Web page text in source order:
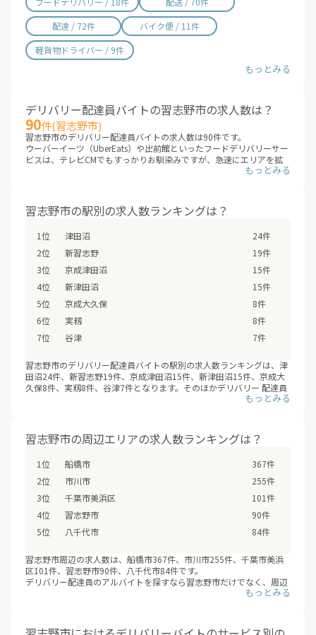
配達 / 72件
バイク便 / 11件
軽貨物ドライバー / 9件
デリバリー配達員バイトの習志野市の求人数は？
90件(習志野市)
習志野市のデリバリー配達員バイトの求人数は90件です。
ウーバーイーツ（UberEats）や出前館といったフードデリバリーサー
ビスは、テレビCMでもすっかりお馴染みですが、急速にエリアを拡
大しています。これまでサービスが提供されていないエリアも、次々
習志野市のエリアに、新しいデリバリー配達員バイトが追加されてい
ないか、ぜひチェックしてみてください。
※2026年08月最新
習志野市の駅別の求人数ランキングは？
津田沼
24件
新習志野
19件
京成津田沼
15件
新津田沼
15件
京成大久保
8件
実籾
8件
谷津
7件
習志野市のデリバリー配達員バイトの駅別の求人数ランキングは、津
田沼24件、新習志野19件、京成津田沼15件、新津田沼15件、京成大
久保8件、実籾8件、谷津7件となります。そのほかデリバリー 配達員
バイトの求人 - 習志野市のデリバリー配達員バイトの求人は、習志野
フードデリバリーサービスの配達員登録は、サービスが開始するより
も先に、始まっていることも多いため、興味のあるエリアの配達員募
習志野市の周辺エリアの求人数ランキングは？
船橋市
367件
市川市
255件
千葉市美浜区
101件
習志野市
90件
八千代市
84件
習志野市周辺の求人数は、船橋市367件、市川市255件、千葉市美浜
区101件、習志野市90件、八千代市84件です。
デリバリー配達員のアルバイトを探すなら習志野市だけでなく、周辺
エリアの船橋市・市川市・千葉市美浜区・八千代市などもあわせて検